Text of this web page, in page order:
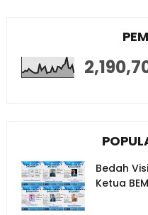
Bedah
Ketua